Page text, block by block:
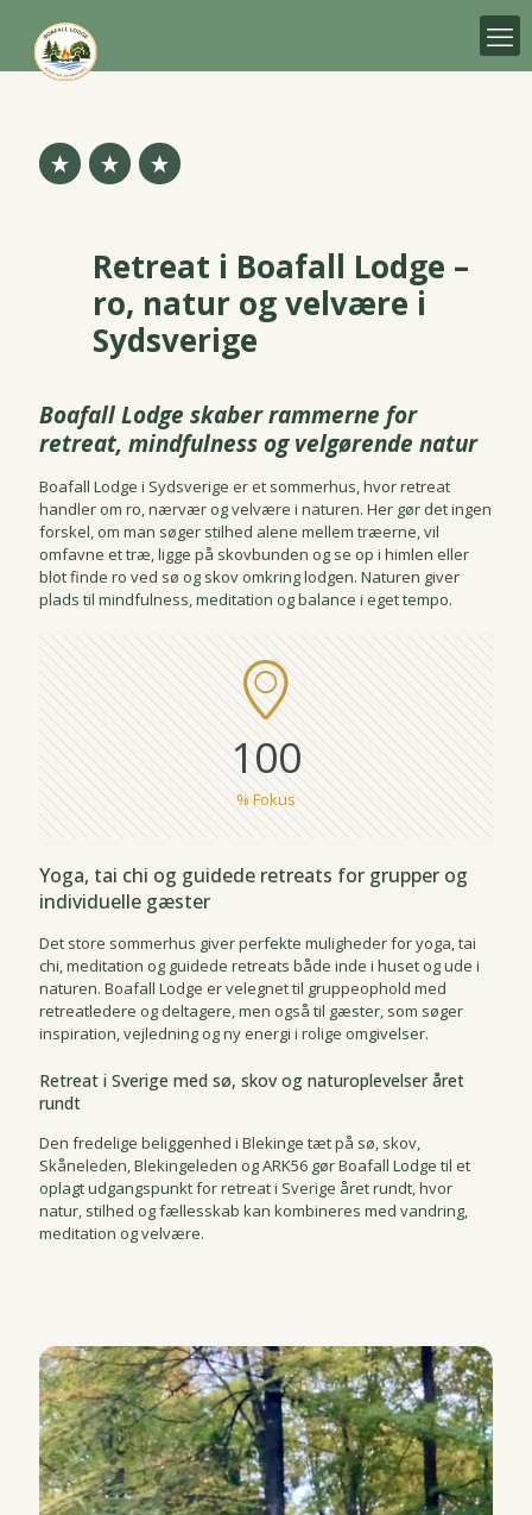
Retreat i Boafall Lodge –
ro, natur og velvære i
Sydsverige
Boafall Lodge skaber rammerne for
retreat, mindfulness og velgørende natur
Boafall Lodge i Sydsverige er et sommerhus, hvor retreat
handler om ro, nærvær og velvære i naturen. Her gør det ingen
forskel, om man søger stilhed alene mellem træerne, vil
omfavne et træ, ligge på skovbunden og se op i himlen eller
blot finde ro ved sø og skov omkring lodgen. Naturen giver
plads til mindfulness, meditation og balance i eget tempo.
100
% Fokus
Yoga, tai chi og guidede retreats for grupper og
individuelle gæster
Det store sommerhus giver perfekte muligheder for yoga, tai
chi, meditation og guidede retreats både inde i huset og ude i
naturen. Boafall Lodge er velegnet til gruppeophold med
retreatledere og deltagere, men også til gæster, som søger
inspiration, vejledning og ny energi i rolige omgivelser.
Retreat i Sverige med sø, skov og naturoplevelser året
rundt
Den fredelige beliggenhed i Blekinge tæt på sø, skov,
Skåneleden, Blekingeleden og ARK56 gør Boafall Lodge til et
oplagt udgangspunkt for retreat i Sverige året rundt, hvor
natur, stilhed og fællesskab kan kombineres med vandring,
meditation og velvære.